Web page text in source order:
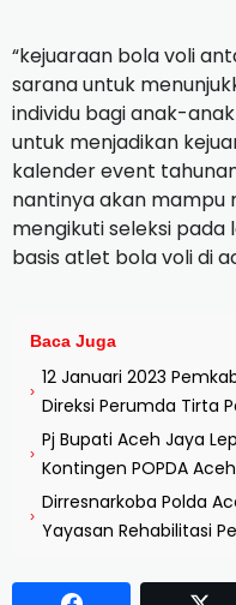
“kejuaraan bola voli
sarana untuk
individu bagi anak-
untuk menjadikan
kalender event
nantinya akan mampu
mengikuti seleksi pada
basis atlet bola voli di
Baca Juga
›
12 Januari 2023
Direksi Perumda Tirta
›
Pj Bupati Aceh Jaya
Kontingen POPDA
›
Dirresnarkoba Polda
Yayasan Rehabilitasi